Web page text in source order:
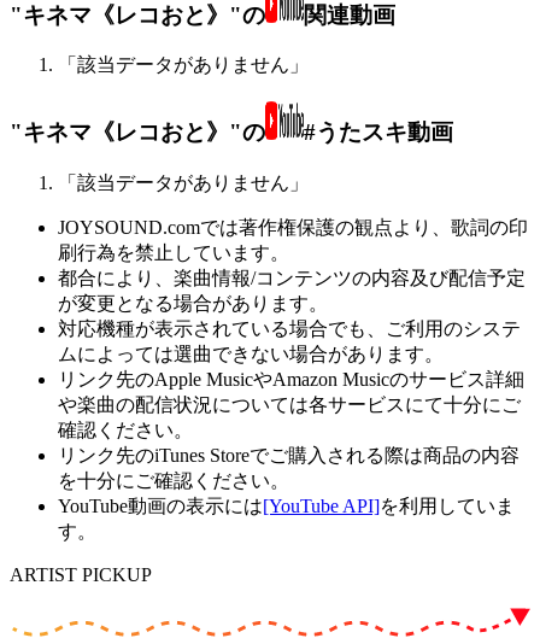
"キネマ《レコおと》"の 関連動画
「該当データがありません」
"キネマ《レコおと》"の #うたスキ動画
「該当データがありません」
JOYSOUND.comでは著作権保護の観点より、歌詞の印
刷行為を禁止しています。
都合により、楽曲情報/コンテンツの内容及び配信予定
が変更となる場合があります。
対応機種が表示されている場合でも、ご利用のシステ
ムによっては選曲できない場合があります。
リンク先のApple MusicやAmazon Musicのサービス詳細
や楽曲の配信状況については各サービスにて十分にご
確認ください。
リンク先のiTunes Storeでご購入される際は商品の内容
を十分にご確認ください。
YouTube動画の表示には[YouTube API]を利用していま
す。
ARTIST PICKUP